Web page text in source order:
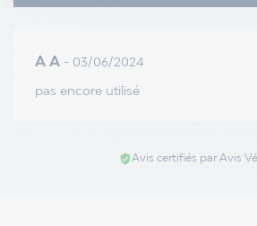
A A - 03/06/2024
pas encore utilisé
verified_userAvis certifiés par Avis